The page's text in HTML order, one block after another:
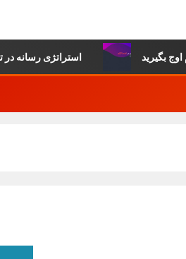
استراتژی رسانه در بگیرید